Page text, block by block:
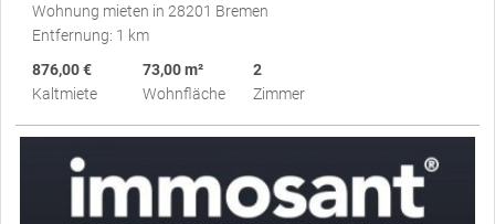
Wohnung mieten in 28201 Bremen
Entfernung: 1 km
876,00 €
Kaltmiete
73,00 m²
Wohnfläche
2
Zimmer